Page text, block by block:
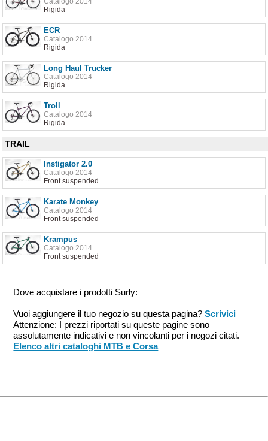
Rigida
ECR
Catalogo 2014
Rigida
Long Haul Trucker
Catalogo 2014
Rigida
Troll
Catalogo 2014
Rigida
TRAIL
Instigator 2.0
Catalogo 2014
Front suspended
Karate Monkey
Catalogo 2014
Front suspended
Krampus
Catalogo 2014
Front suspended
Dove acquistare i prodotti Surly:
Vuoi aggiungere il tuo negozio su questa pagina?Scrivici
Attenzione: I prezzi riportati su queste pagine sono
assolutamente indicativi e non vincolanti per i negozi citati.
Elenco altri cataloghi MTB e Corsa